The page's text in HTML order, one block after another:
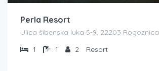
Perla Resort
Ulica šibenska luka 5-9, 22203 Rogoznica
1
1 2 Resort